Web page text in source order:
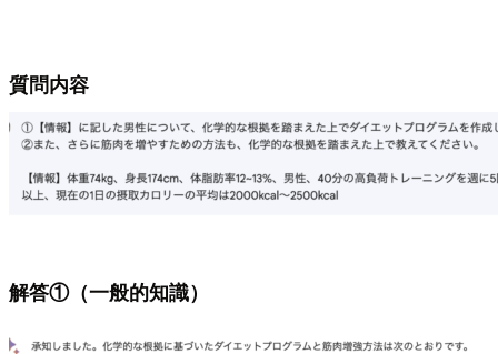
質問内容
解答①（一般的知識）